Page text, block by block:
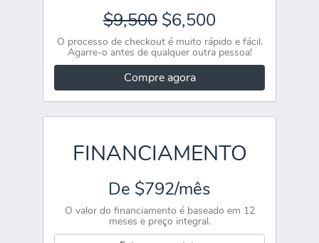
$9,500 $6,500
O processo de checkout é muito rápido e fácil.
Agarre-o antes de qualquer outra pessoa!
Compre agora
FINANCIAMENTO
De $792/mês
O valor do financiamento é baseado em 12
meses e preço integral.